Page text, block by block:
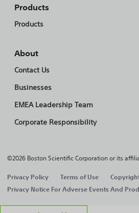
Products
Products
About
Contact Us
Businesses
EMEA Leadership Team
Corporate Responsibility
©2026 Boston Scientific Corporation or its
Privacy Policy Terms of Use
Privacy Notice For Adverse Events And